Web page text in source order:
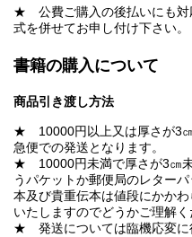
★ 公費ご購入の後払いにも対
式を併せてお申し付け下さい。
書籍の購入について
商品引き渡し方法
★ 10000円以上又は厚さが3
急便での発送となります。
★ 10000円未満で厚さが3㎝
うパケットか郵便局のレター
本及び貴重伝本は値段にかか
いたしますのでどうかご理解く
★ 発送については臨機応変に